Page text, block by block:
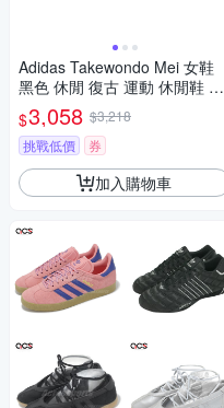
Adidas Takewondo Mei 女鞋
黑色 休閒 復古 運動 休閒鞋 KK
0276
$3,058 $3,218
挑戰低價
券
加入購物車